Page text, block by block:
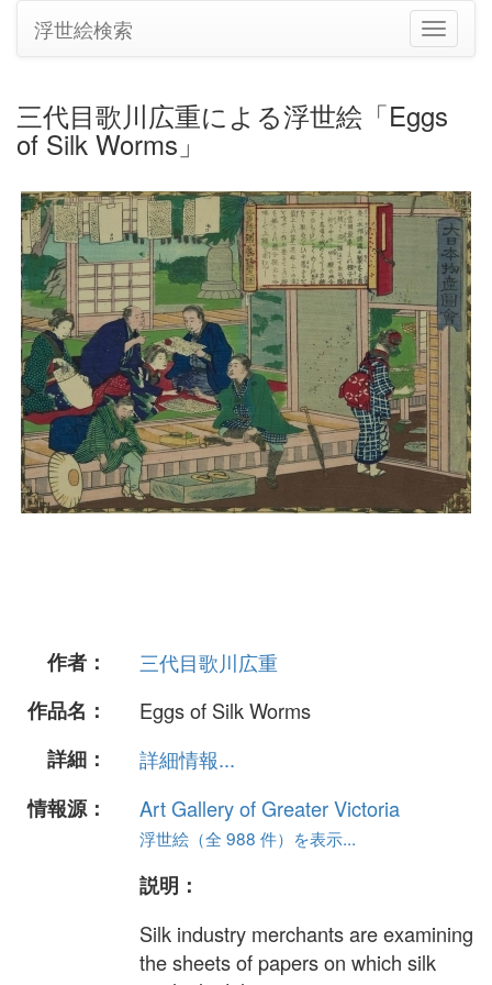
ナ
ビ
シ
切
り
替
え
浮世絵検索
三代目歌川広重による浮世絵「Eggs
of Silk Worms」
作者：
三代目歌川広重
作品名：
Eggs of Silk Worms
詳細：
詳細情報...
情報源：
Art Gallery of Greater Victoria
浮世絵（全 988 件）を表示...
説明：
Silk industry merchants are examining
the sheets of papers on which silk